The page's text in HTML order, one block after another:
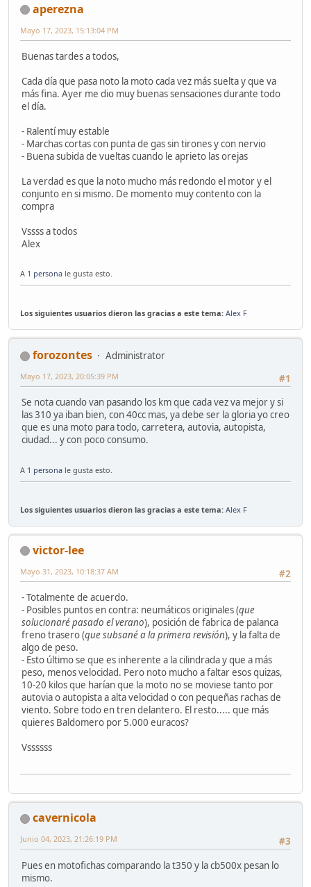
aperezna
Mayo 17, 2023, 15:13:04 PM
Buenas tardes a todos,
Cada día que pasa noto la moto cada vez más suelta y que va
más fina. Ayer me dio muy buenas sensaciones durante todo
el día.
- Ralentí muy estable
- Marchas cortas con punta de gas sin tirones y con nervio
- Buena subida de vueltas cuando le aprieto las orejas
La verdad es que la noto mucho más redondo el motor y el
conjunto en si mismo. De momento muy contento con la
compra
Vssss a todos
Alex
A 1 persona le gusta esto.
Los siguientes usuarios dieron las gracias a este tema: Alex F
forozontes
Administrator
#1
Mayo 17, 2023, 20:05:39 PM
Se nota cuando van pasando los km que cada vez va mejor y si
las 310 ya iban bien, con 40cc mas, ya debe ser la gloria yo creo
que es una moto para todo, carretera, autovia, autopista,
ciudad... y con poco consumo.
A 1 persona le gusta esto.
Los siguientes usuarios dieron las gracias a este tema: Alex F
victor-lee
#2
Mayo 31, 2023, 10:18:37 AM
- Totalmente de acuerdo.
- Posibles puntos en contra: neumáticos originales (que
solucionaré pasado el verano), posición de fabrica de palanca
freno trasero (que subsané a la primera revisión), y la falta de
algo de peso.
- Esto último se que es inherente a la cilindrada y que a más
peso, menos velocidad. Pero noto mucho a faltar esos quizas,
10-20 kilos que harían que la moto no se moviese tanto por
autovia o autopista a alta velocidad o con pequeñas rachas de
viento. Sobre todo en tren delantero. El resto..... que más
quieres Baldomero por 5.000 euracos?
Vssssss
cavernicola
#3
Junio 04, 2023, 21:26:19 PM
Pues en motofichas comparando la t350 y la cb500x pesan lo
mismo.